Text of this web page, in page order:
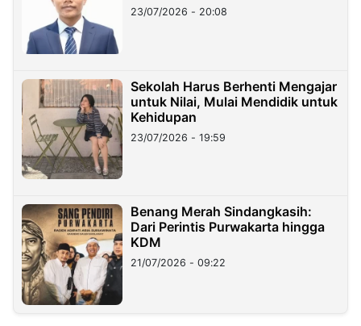
23/07/2026 - 20:08
Sekolah Harus Berhenti Mengajar
untuk Nilai, Mulai Mendidik untuk
Kehidupan
23/07/2026 - 19:59
Benang Merah Sindangkasih:
Dari Perintis Purwakarta hingga
KDM
21/07/2026 - 09:22